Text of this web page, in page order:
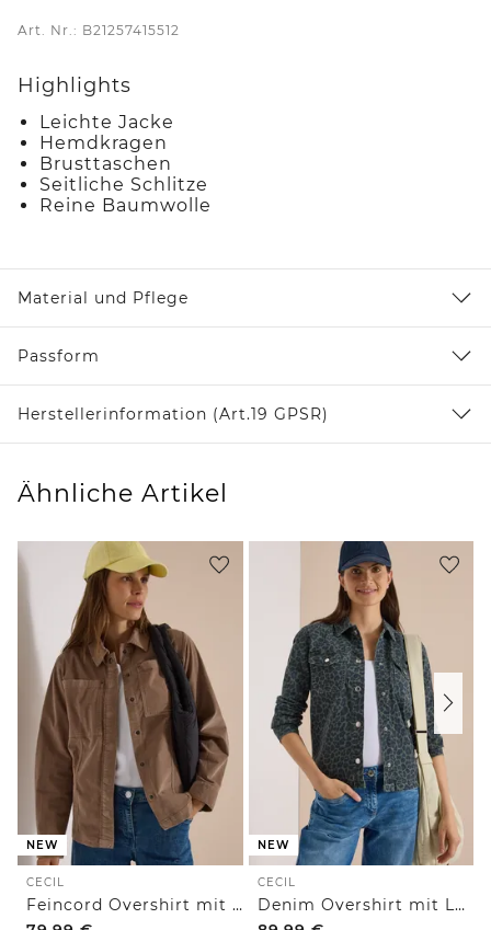
Art. Nr.: B21257415512
Highlights
Leichte Jacke
Hemdkragen
Brusttaschen
Seitliche Schlitze
Reine Baumwolle
Material und Pflege
Passform
Herstellerinformation (Art.19 GPSR)
Ähnliche Artikel
NEW
CECIL
Feincord Overshirt mit Brusttaschen
NEW
CECIL
Denim Overshirt mit Leo-Muster